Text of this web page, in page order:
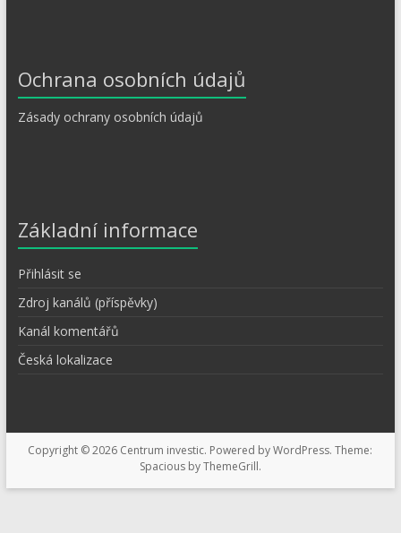
Ochrana osobních údajů
Zásady ochrany osobních údajů
Základní informace
Přihlásit se
Zdroj kanálů (příspěvky)
Kanál komentářů
Česká lokalizace
Copyright © 2026 Centrum investic. Powered byWordPress. Theme:
Spacious byThemeGrill.